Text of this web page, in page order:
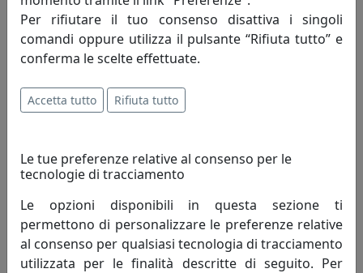
i principi fondamentali che incarnano lo
spirito della mauro ferretti che da oltre
trent'anni, attraverso le evoluzioni del
mercato, opera alla ricerca di un costante
miglioramento degli articoli proposti e del servizio
offerto al fine di soddisfare pienamente le esigenze di
Innovazione - è un'attività di pensiero che, elevando il
livello di conoscenza attuale, perfeziona un processo
migliorando quindi il tenore di vita dell'uomo.
Innovazione è cambiamento che genera progresso
umano; porta con sé valori e risultati positivi, mai
negativi.
Per rifiutare il tuo consenso disattiva i singoli
comandi oppure utilizza il pulsante “Rifiuta tutto” e
conferma le scelte effettuate.
Accetta tutto Rifiuta tutto
Le tue preferenze relative al consenso per le
tecnologie di tracciamento
Le opzioni disponibili in questa sezione ti
permettono di personalizzare le preferenze relative
al consenso per qualsiasi tecnologia di tracciamento
utilizzata per le finalità descritte di seguito. Per